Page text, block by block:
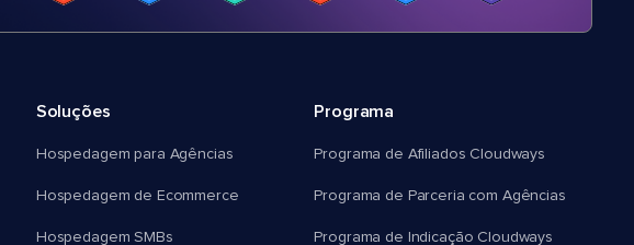
Soluções
Hospedagem para Agências
Hospedagem de Ecommerce
Hospedagem SMBs
Programa
Programa de Afiliados Cloudways
Programa de Parceria com Agências
Programa de Indicação Cloudways